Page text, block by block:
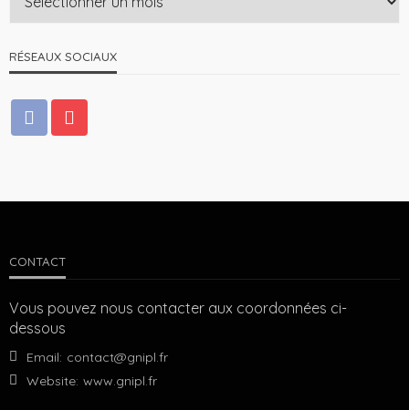
RÉSEAUX SOCIAUX
CONTACT
Vous pouvez nous contacter aux coordonnées ci-
dessous
Email: contact@gnipl.fr
Website: www.gnipl.fr